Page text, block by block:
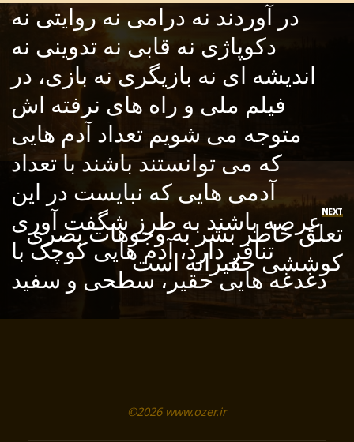
در آوردند نه درامی نه روایتی نه
دکوپاژی نه قابی نه تدوینی نه
اندیشه ای نه بازیگری نه بازی، در
فیلم ملی و راه های نرفته اش
متوجه می شویم تعداد آدم هایی
که می توانستند باشند با تعداد
آدمی هایی که نبایست در این
عرصه باشند به طرز شگفت آوری
تنافر دارد، آدم هایی کوچک با
دغدغه هایی حقیر، سطحی و سفید
NEXT
تعلق خاطر بشر به وجوهات بصری
کوششی حقیرانه است
©2026 www.ozer.ir